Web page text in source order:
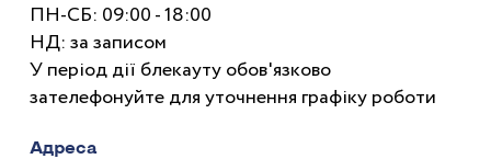
ПН-СБ: 09:00 - 18:00
НД: за записом
У період дії блекауту обов'язково
зателефонуйте для уточнення графіку роботи
Адреса